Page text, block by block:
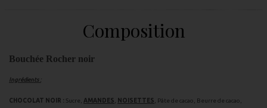
Composition
Bouchée Rocher noir
Ingrédients :
CHOCOLAT NOIR : Sucre, AMANDES NOISETTES , Pâte de cacao, Beurre de cacao,